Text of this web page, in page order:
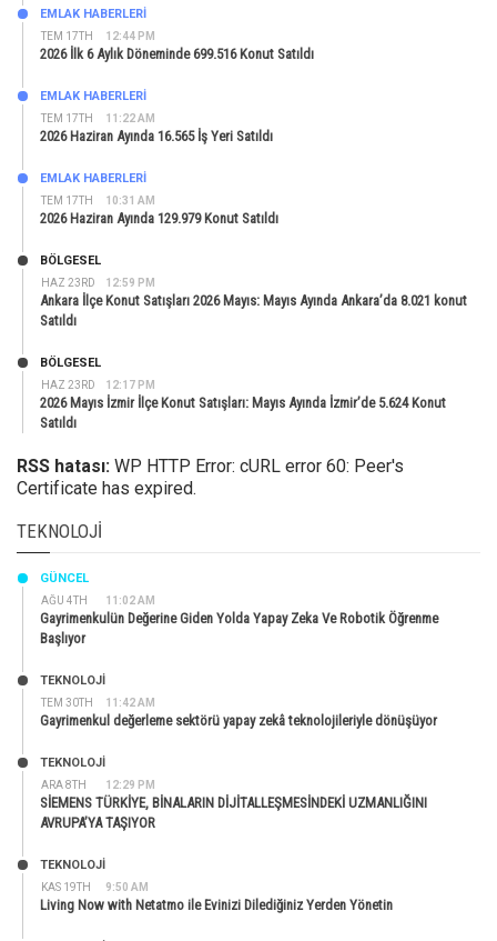
TEM 17TH 12:44 PM
EMLAK HABERLERI
2026 İlk 6 Aylık Döneminde 699.516 Konut Satıldı
TEM 17TH 11:22 AM
EMLAK HABERLERI
2026 Haziran Ayında 16.565 İş Yeri Satıldı
TEM 17TH 10:31 AM
EMLAK HABERLERI
2026 Haziran Ayında 129.979 Konut Satıldı
HAZ 23RD 12:59 PM
BÖLGESEL
Ankara İlçe Konut Satışları 2026 Mayıs: Mayıs Ayında Ankara’da 8.021 konut
Satıldı
HAZ 23RD 12:17 PM
BÖLGESEL
2026 Mayıs İzmir İlçe Konut Satışları: Mayıs Ayında İzmir’de 5.624 Konut
Satıldı
RSS hatası: WP HTTP Error: cURL error 60: Peer's
Certificate has expired.
TEKNOLOJI
AĞU 4TH 11:02 AM
GÜNCEL
Gayrimenkulün Değerine Giden Yolda Yapay Zeka Ve Robotik Öğrenme
Başlıyor
TEM 30TH 11:42 AM
TEKNOLOJİ
Gayrimenkul değerleme sektörü yapay zekâ teknolojileriyle dönüşüyor
ARA 8TH 12:29 PM
TEKNOLOJİ
SİEMENS TÜRKİYE, BİNALARIN DİJİTALLEŞMESİNDEKİ UZMANLIĞINI
AVRUPA’YA TAŞIYOR
KAS 19TH 9:50 AM
TEKNOLOJİ
Living Now with Netatmo ile Evinizi Dilediğiniz Yerden Yönetin